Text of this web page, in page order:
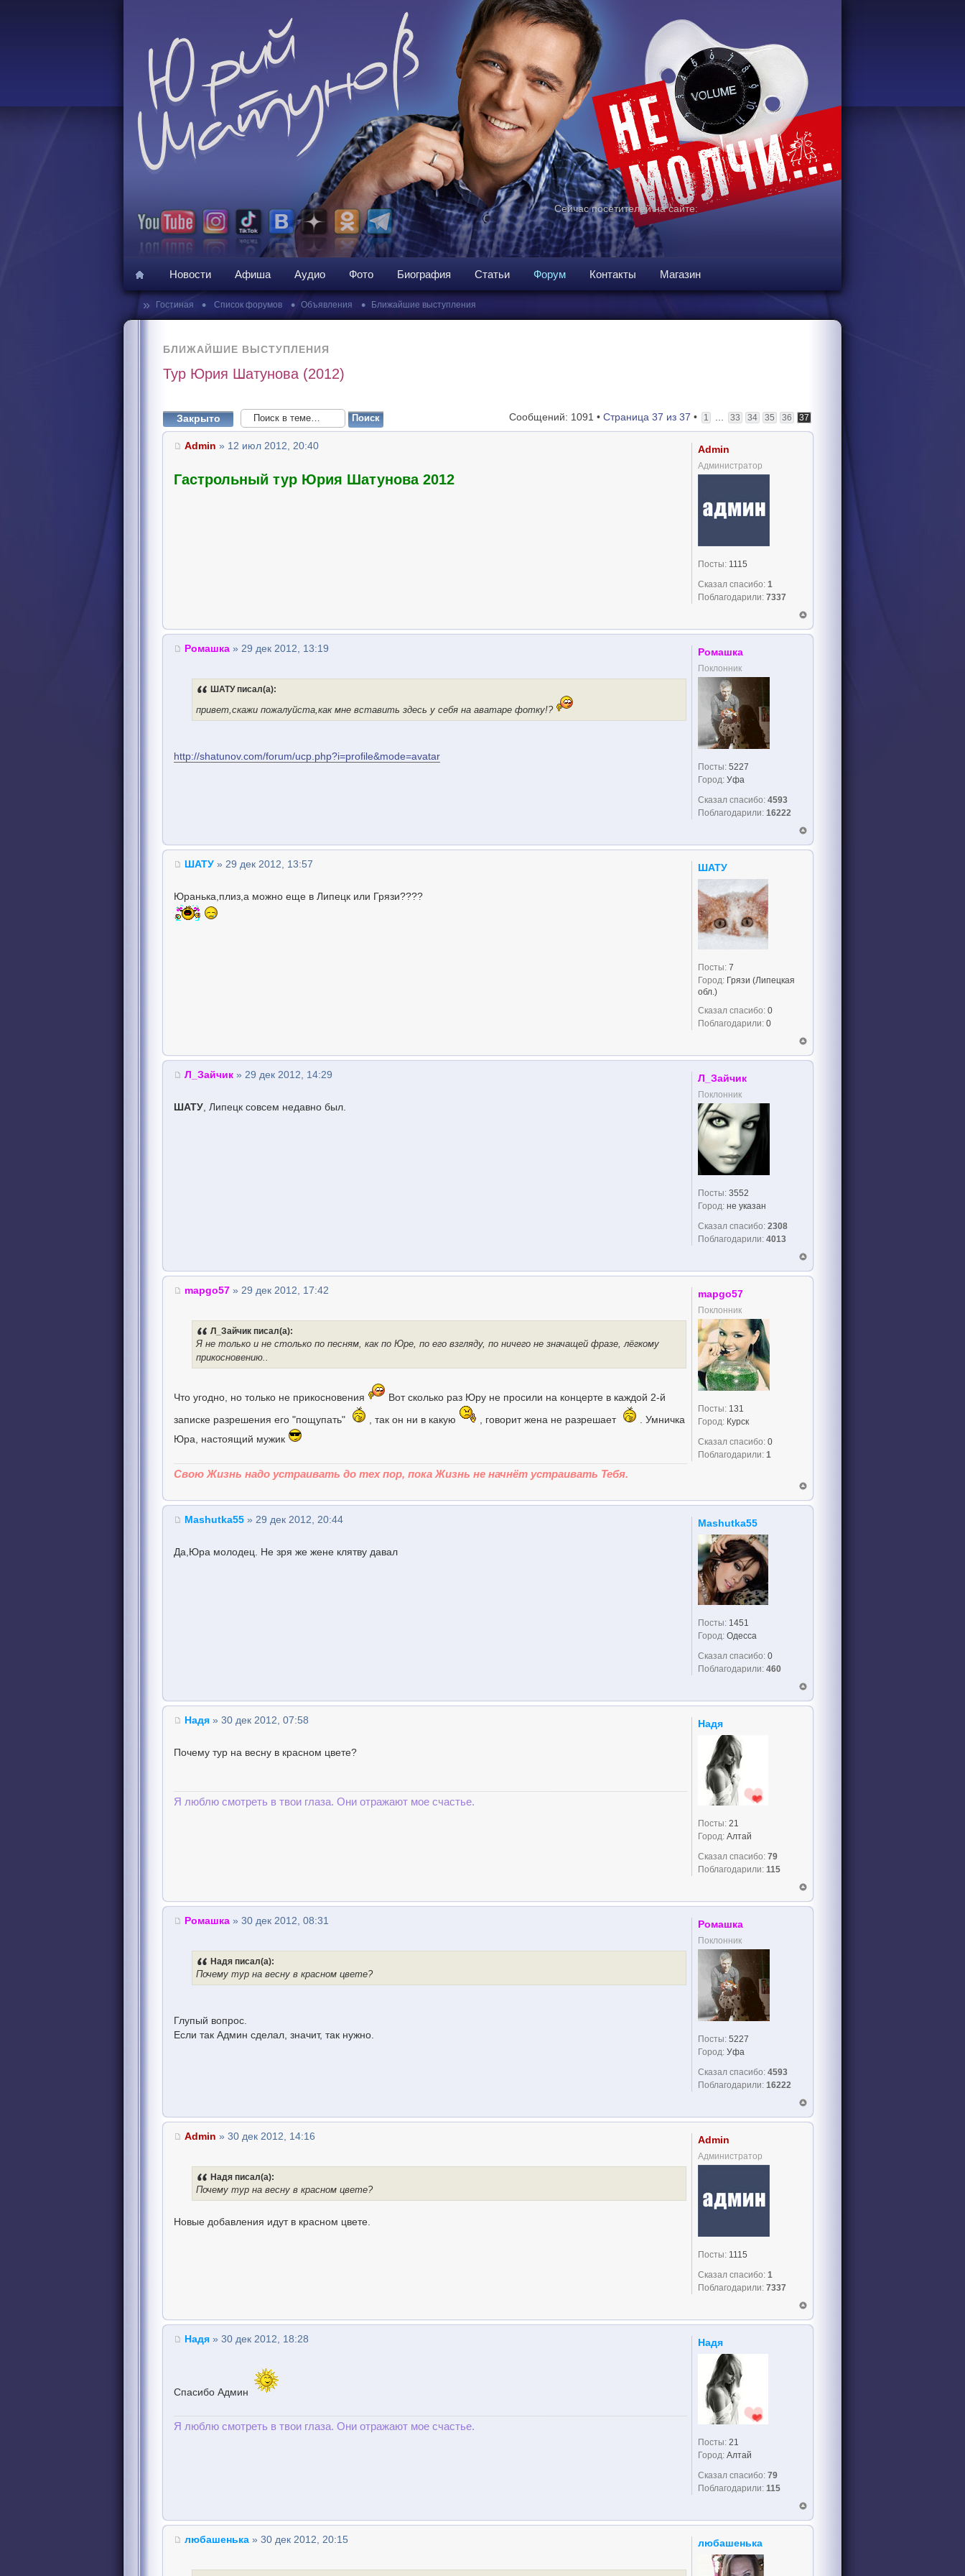
Сейчас посетителей на сайте:
Новости Афиша Аудио Фото Биография Статьи Форум Контакты Магазин
» Гостиная • Список форумов • Объявления • Ближайшие выступления
БЛИЖАЙШИЕ ВЫСТУПЛЕНИЯ
Тур Юрия Шатунова (2012)
Закрыто Сообщений: 1091 • Страница 37 из 37 • 1 ... 33 34 35 36 37
Admin » 12 июл 2012, 20:40
Гастрольный тур Юрия Шатунова 2012
Admin
Администратор
Посты: 1115
Сказал спасибо: 1
Поблагодарили: 7337
Ромашка » 29 дек 2012, 13:19
ШАТУ писал(а):
привет,скажи пожалуйста,как мне вставить здесь у себя на аватаре фотку!?
http://shatunov.com/forum/ucp.php?i=profile&mode=avatar
Ромашка
Поклонник
Посты: 5227
Город: Уфа
Сказал спасибо: 4593
Поблагодарили: 16222
ШАТУ » 29 дек 2012, 13:57
Юранька,плиз,а можно еще в Липецк или Грязи????
ШАТУ
Посты: 7
Город: Грязи (Липецкая
обл.)
Сказал спасибо: 0
Поблагодарили: 0
Л_Зайчик » 29 дек 2012, 14:29
ШАТУ, Липецк совсем недавно был.
Л_Зайчик
Поклонник
Посты: 3552
Город: не указан
Сказал спасибо: 2308
Поблагодарили: 4013
mapgo57 » 29 дек 2012, 17:42
Л_Зайчик писал(а):
Я не только и не столько по песням, как по Юре, по его взгляду, по ничего не значащей фразе, лёгкому
прикосновению..
Что угодно, но только не прикосновения Вот сколько раз Юру не просили на концерте в каждой 2-й
записке разрешения его "пощупать" , так он ни в какую , говорит жена не разрешает
. Умничка
Юра, настоящий мужик
Свою Жизнь надо устраивать до тех пор, пока Жизнь не начнёт устраивать Тебя.
mapgo57
Поклонник
Посты: 131
Город: Курск
Сказал спасибо: 0
Поблагодарили: 1
Mashutka55 » 29 дек 2012, 20:44
Да,Юра молодец. Не зря же жене клятву давал
Mashutka55
Посты: 1451
Город: Одесса
Сказал спасибо: 0
Поблагодарили: 460
Надя » 30 дек 2012, 07:58
Почему тур на весну в красном цвете?
Я люблю смотреть в твои глаза. Они отражают мое счастье.
Надя
Посты: 21
Город: Алтай
Сказал спасибо: 79
Поблагодарили: 115
Ромашка » 30 дек 2012, 08:31
Надя писал(а):
Почему тур на весну в красном цвете?
Глупый вопрос.
Если так Админ сделал, значит, так нужно.
Ромашка
Поклонник
Посты: 5227
Город: Уфа
Сказал спасибо: 4593
Поблагодарили: 16222
Admin » 30 дек 2012, 14:16
Надя писал(а):
Почему тур на весну в красном цвете?
Новые добавления идут в красном цвете.
Admin
Администратор
Посты: 1115
Сказал спасибо: 1
Поблагодарили: 7337
Надя » 30 дек 2012, 18:28
Спасибо Админ
Я люблю смотреть в твои глаза. Они отражают мое счастье.
Надя
Посты: 21
Город: Алтай
Сказал спасибо: 79
Поблагодарили: 115
любашенька » 30 дек 2012, 20:15 любашенька